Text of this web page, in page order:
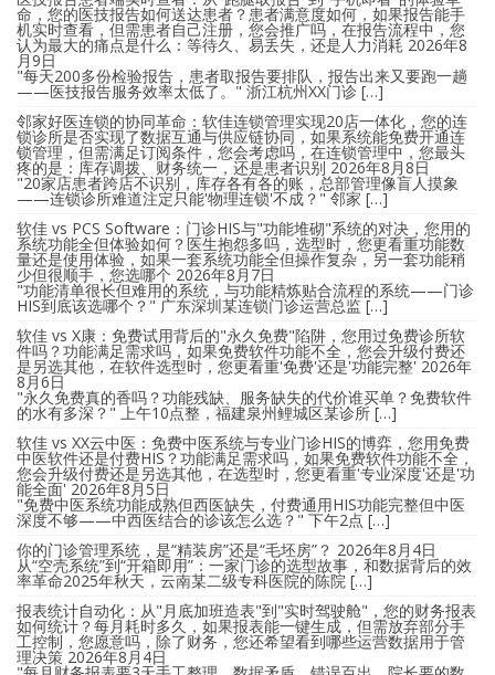
命，您的医技报告如何送达患者？患者满意度如何，如果报告能手
机实时查看，但需患者自己注册，您会推广吗，在报告流程中，您
认为最大的痛点是什么：等待久、易丢失，还是人力消耗 2026年8
月9日
"每天200多份检验报告，患者取报告要排队，报告出来又要跑一趟
——医技报告服务效率太低了。" 浙江杭州XX门诊 […]
邻家好医连锁的协同革命：软佳连锁管理实现20店一体化，您的连
锁诊所是否实现了数据互通与供应链协同，如果系统能免费开通连
锁管理，但需满足订阅条件，您会考虑吗，在连锁管理中，您最头
疼的是：库存调拨、财务统一，还是患者识别 2026年8月8日
"20家店患者跨店不识别，库存各有各的账，总部管理像盲人摸象
——连锁诊所难道注定只能'物理连锁'不成？" 邻家 […]
软佳 vs PCS Software：门诊HIS与"功能堆砌"系统的对决，您用的
系统功能全但体验如何？医生抱怨多吗，选型时，您更看重功能数
量还是使用体验，如果一套系统功能全但操作复杂，另一套功能稍
少但很顺手，您选哪个 2026年8月7日
"功能清单很长但难用的系统，与功能精炼贴合流程的系统——门诊
HIS到底该选哪个？" 广东深圳某连锁门诊运营总监 […]
软佳 vs X康：免费试用背后的"永久免费"陷阱，您用过免费诊所软
件吗？功能满足需求吗，如果免费软件功能不全，您会升级付费还
是另选其他，在软件选型时，您更看重'免费'还是'功能完整' 2026年
8月6日
"永久免费真的香吗？功能残缺、服务缺失的代价谁买单？免费软件
的水有多深？" 上午10点整，福建泉州鲤城区某诊所 […]
软佳 vs XX云中医：免费中医系统与专业门诊HIS的博弈，您用免费
中医软件还是付费HIS？功能满足需求吗，如果免费软件功能不全，
您会升级付费还是另选其他，在选型时，您更看重'专业深度'还是'功
能全面' 2026年8月5日
"免费中医系统功能成熟但西医缺失，付费通用HIS功能完整但中医
深度不够——中西医结合的诊该怎么选？" 下午2点 […]
你的门诊管理系统，是“精装房”还是“毛坯房”？ 2026年8月4日
从“空壳系统”到“开箱即用”：一家门诊的选型故事，和数据背后的效
率革命2025年秋天，云南某二级专科医院的陈院 […]
报表统计自动化：从"月底加班造表"到"实时驾驶舱"，您的财务报表
如何统计？每月耗时多久，如果报表能一键生成，但需放弃部分手
工控制，您愿意吗，除了财务，您还希望看到哪些运营数据用于管
理决策 2026年8月4日